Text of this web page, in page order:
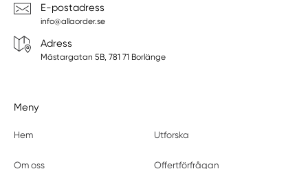
E-postadress
info@allaorder.se
Adress
Mästargatan 5B, 781 71 Borlänge
Meny
Hem Utforska
Om oss Offertförfrågan